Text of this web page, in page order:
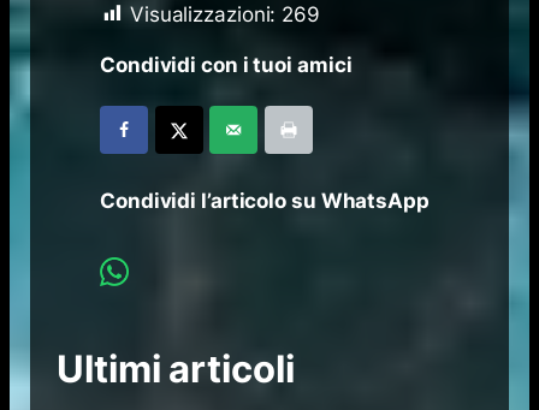
Visualizzazioni: 269
Condividi con i tuoi amici
Condividi l’articolo su WhatsApp
Ultimi articoli